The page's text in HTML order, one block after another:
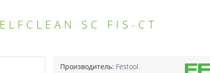
SC FIS-CT
Производитель: Festool